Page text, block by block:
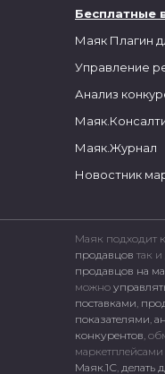
Бесплатные
Маяк Плагин
Управление
Анализ
Маяк.Журнал
Новостник
Маяк подходит
продавцов так и
продавцов на
можно
поставками,
показателями,
конкурентов,
Маяк.1С, делать